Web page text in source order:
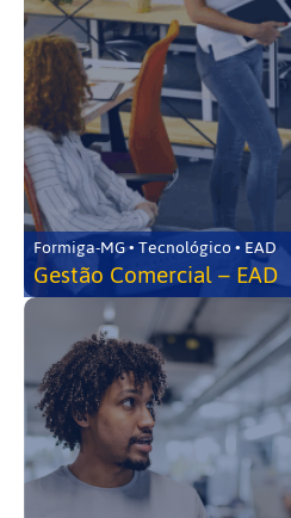
Formiga-MG • Tecnológico • EAD
Gestão Comercial – EAD